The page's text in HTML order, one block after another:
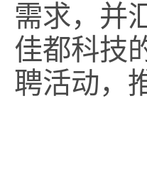
需求，并
佳都科技
聘活动，